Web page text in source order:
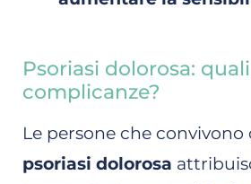
Psoriasi dolorosa: quali
complicanze?
Le persone che convivono
psoriasi dolorosa